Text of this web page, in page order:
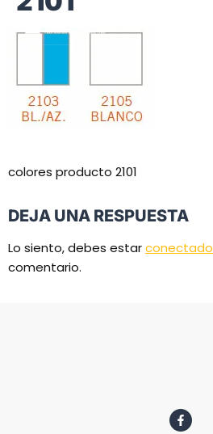
colores producto 2101
DEJA UNA RESPUESTA
Lo siento, debes estarconectado
comentario.